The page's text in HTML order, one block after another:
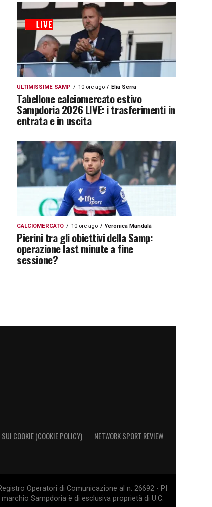
ULTIMISSIME SAMP 10 ore ago Elia Serra
Tabellone calciomercato estivo
Sampdoria 2026 LIVE: i trasferimenti in
entrata e in uscita
CALCIOMERCATO 10 ore ago Veronica Mandalà
Pierini tra gli obiettivi della Samp:
operazione last minute a fine
sessione?
COOKIE (COOKIE POLICY) NETWORK SPORT REVIEW
Operatori di Comunicazione al n. 26692 - PI
Sampdoria è di esclusiva proprietà di U.C.